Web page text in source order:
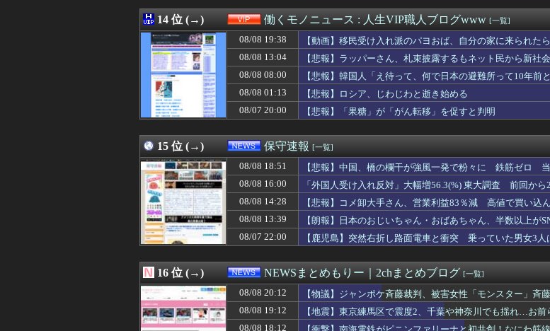
08/08 20:13
日本の夏祭りのグルメって高カロリーだよな！←「お好み焼きの優勝」
08/08 20:12
【完結編】友人から俺の嫁と子が不審な男と歩いてると聞いた俺。単身赴
08/08 20:12
【物議】ジャンポケ斉藤裁判、被害女性「モンスター」斉藤被告「同意
08/08 20:11
【悲報】欧州サッカーの順位、固定化してもう覆すことができない
08/08 20:11
オイシ高義博(42盗塁)←カープの補強ポイント『俊足強打のショート＆広
08/08 20:11
アメリカ「お前らの国の史上最も美しい女優を選ぶなら誰になる？」
08/08 20:11
【阪神対中日18回戦】阪神・ガルシアの守備…
08/08 20:11
【ウマ娘】プリコネがウマ娘とコラボ！今秋開催予定
08/08 20:11
【衝撃】ジャンポケ斎藤の犯行、生々しすぎて勃起してしまうレベルｗｗ
08/08 20:10
【動画】役満ボディ・岡田紗佳(32)、渾身のあたシコダンスwwwwwww
08/08 20:10
【グラブル】特別生放送「ようこそ真夏のショータイムSP」最新アップ
14 位 (→) 働くモノニュース : 人生VIP職人ブログwww [一覧]
08/08 19:38
【動画】移民受け入れ派のパヨおば、自分の家に来られた
08/08 13:04
【悲報】ラッパーさん、札束披露するもネット民から新社
08/08 08:00
【悲報】韓国人「え待って、何で日本の避難所って10年前
08/08 01:13
【悲報】ロシア、じわじわと逝き始める
08/07 20:00
【悲報】「果糖」が「がん転移」を促すと判明
15 位 (→) 保守速報 [一覧]
08/08 18:51
【悲報】中国、橋の欄干が強風一発で粉々に 鉄筋ゼロ
08/08 16:00
「外国人受け入れ反対」大幅増56.3(%) 東大調査 前回か
08/08 14:28
【悲報】コメ卸大手さん、営業利益83％減 高値で買い込
08/08 13:39
【朗報】日本のおじいちゃん・おばあちゃん、半数以上が
08/07 22:00
【鹿児島】突然右折し路面電車と衝突 乗っていた男女3
16 位 (→) NEWSまとめもりー｜2chまとめブログ [一覧]
08/08 20:12
【物議】ジャンポケ斉藤裁判、被害女性「モンスター」
08/08 19:12
【地震】東京練馬区で震度2、千葉や神奈川でも揺れ…お前
08/08 18:12